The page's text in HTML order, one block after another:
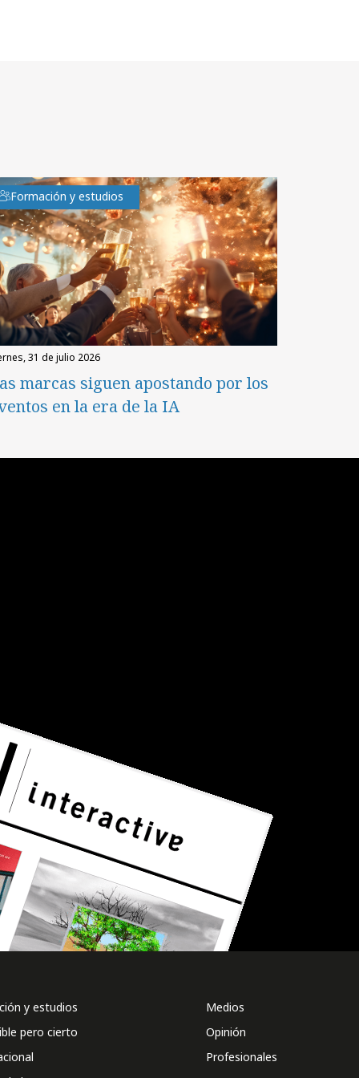
Formación y estudios
31 de julio 2026
marcas siguen apostando por los
en la era de la IA
y estudios
pero cierto
Medios
Opinión
Profesionales